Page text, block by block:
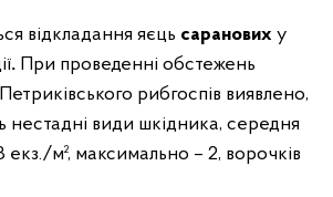
відкладання яєць саранових у
. При проведенні обстежень
рибгоспів виявлено,
види шкідника, середня
екз./м², максимально – 2, ворочків